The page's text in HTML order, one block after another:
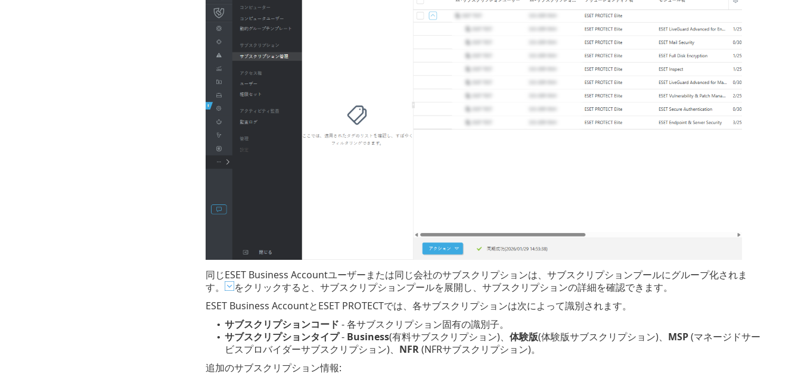
同じESET Business Accountユーザーまたは同じ会社のサブスクリプションは、サブスクリプションプールにグループ化されま
す。
をクリックすると、サブスクリプションプールを展開し、サブスクリプションの詳細を確認できます。
ESET Business AccountとESET PROTECTでは、各サブスクリプションは次によって識別されます。
• サブスクリプションコード - 各サブスクリプション固有の識別子。
• サブスクリプションタイプ- Business(有料サブスクリプション)、 体験版(体験版サブスクリプション)、 MSP(マネージドサー
ビスプロバイダーサブスクリプション)、 NFR(NFRサブスクリプション)。
追加のサブスクリプション情報: